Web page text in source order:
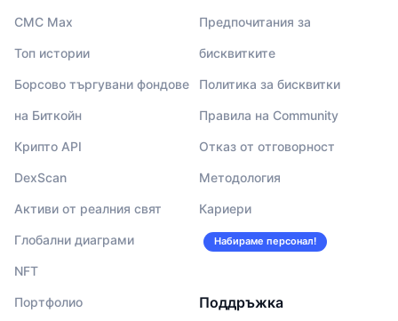
CMC Max
Топ истории
Борсово търгувани фондове
на Биткойн
Крипто API
DexScan
Активи от реалния свят
Глобални диаграми
NFT
Портфолио
Предпочитания за
бисквитките
Политика за бисквитки
Правила на Community
Отказ от отговорност
Методология
Кариери
Набираме персонал!
Поддръжка